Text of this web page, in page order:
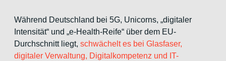
Während Deutschland bei 5G, Unicorns, „digitaler
Intensität“ und „e-Health-Reife“ über dem EU-
Durchschnitt liegt, schwächelt es bei Glasfaser,
digitaler Verwaltung, Digitalkompetenz und IT-